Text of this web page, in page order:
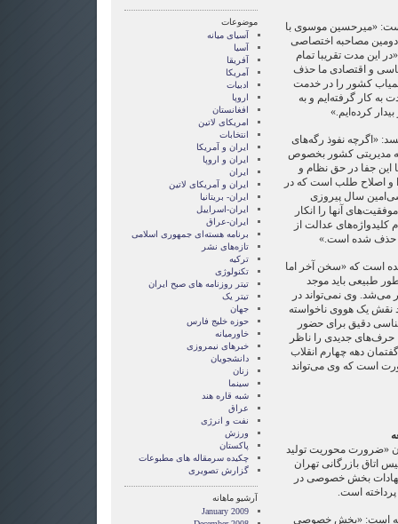
«میرحسین موسوی با
خود در دومین مصاحبه اختصاصی
این مدت تقریبا تمام
و اقتصادی ما حذف
کشور را در خدمت
کار گرفته‌ایم و به
کرده‌ایم.»
«اگرچه نفوذ رگه‌های
مدیریتی کشور بخصوص
اما این جفا در حق نظام و
و اصلاح طلب است که در
سال پیروزی
آنها را انکار
عدالت از
حذف شده است.»
است که «سخن آخر اما
به‌طور طبیعی باید موجد
می‌شد. وی نمی‌تواند در
نقش یک هووی ناخواسته
دقیق برای حضور
جدیدی را ناظر
دهه چهارم انقلاب
است که وی می‌تواند
«ضرورت محوریت تولید
اتاق بازرگانی تهران
بخش خصوصی در
پرداخته است.
است: «بخش خصوصی
موضوعات
آسيای ميانه
آسیا
آفریقا
آمریکا
ادبیات
اروپا
افغانستان
امریکای لاتین
انتخابات
ايران و آمريکا
ايران و اروپا
ایران
ایران و آمریکای لاتین
ایران- بریتانیا
ایران-اسراییل
ایران-عراق
برنامه هسته‌ای جمهوری اسلامی
تازه‌های نشر
ترکیه
تکنولوژی
تیتر روزنامه های صبح ایران
تیتر یک
جهان
حوزه خلیج فارس
خاورمیانه
خبرهای نیمروزی
دانشجویان
زنان
سینما
شبه قاره هند
عراق
نفت و انرژی
ورزش
پاکستان
چکیده سرمقاله های مطبوعات
گزارش تصويری
آرشیو ماهانه
January 2009